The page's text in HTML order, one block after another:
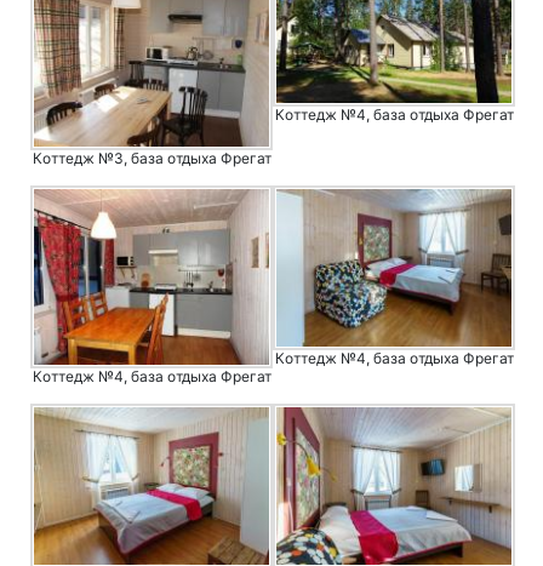
Коттедж №3, база отдыха Фрегат
Коттедж №4, база отдыха Фрегат
Коттедж №4, база отдыха Фрегат
Коттедж №4, база отдыха Фрегат